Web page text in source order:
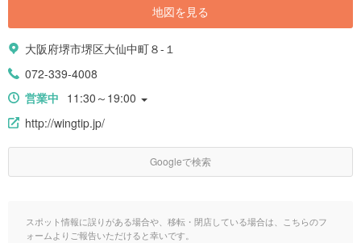
地図を見る
大阪府堺市堺区大仙中町８-１
072-339-4008
営業中 11:30～19:00
http://wingtip.jp/
Googleで検索
スポット情報に誤りがある場合や、移転・閉店している場合は、こちらのフ
ォームよりご報告いただけると幸いです。